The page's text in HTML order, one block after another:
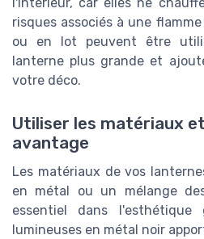
risques associés à une
ou en lot peuvent être
lanterne plus grande et
votre déco.
Utiliser les matériaux
avantage
Les matériaux de vos
en métal ou un mélange
essentiel dans l'esthétique
lumineuses en métal noir